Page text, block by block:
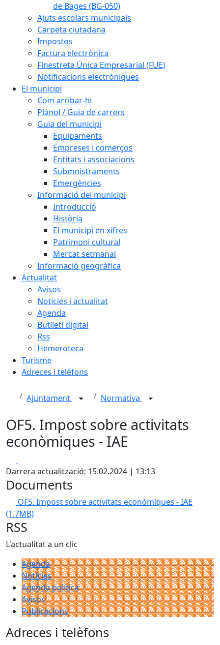
de Bages (BG-050)
Ajuts escolars municipals
Carpeta ciutadana
Impostos
Factura electrònica
Finestreta Única Empresarial (FUE)
Notificacions electròniques
El municipi
Com arribar-hi
Plànol / Guia de carrers
Guia del municipi
Equipaments
Empreses i comerços
Entitats i associacions
Submnistraments
Emergències
Informació del municipi
Introducció
Història
El municipi en xifres
Patrimoni cultural
Mercat setmanal
Informació geogràfica
Actualitat
Avisos
Notícies i actualitat
Agenda
Butlletí digital
Rss
Hemeroteca
Turisme
Adreces i telèfons
Ajuntament Normativa
OF5. Impost sobre activitats
econòmiques - IAE
Darrera actualització: 15.02.2024 | 13:13
Documents
OF5. Impost sobre activitats econòmiques - IAE
(1.7MB)
RSS
L'actualitat a un clic
Agenda
Notícies
Agenda política
Avisos
Publicacions
Adreces i telèfons